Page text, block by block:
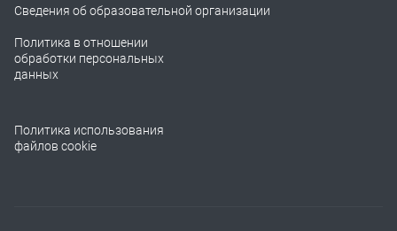
Сведения об образовательной организации
Политика в отношении
обработки персональных
данных
Политика использования
файлов cookie